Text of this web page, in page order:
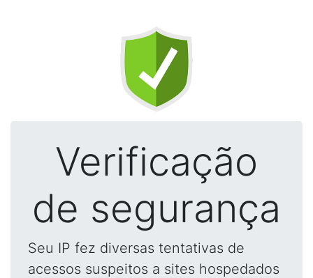
Verificação
de segurança
Seu IP fez diversas tentativas de
acessos suspeitos a sites hospedados